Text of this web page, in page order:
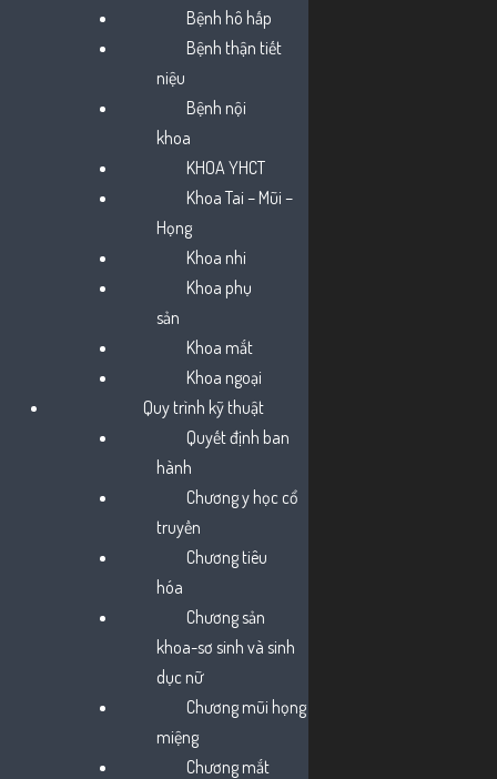
HCDC | Tài liệu cập nhật
kiến thức về bệnh sởi cho
mạng lưới Cộng tác viên
sức khỏe cộng đồng
Bệnh hô hấp
Bệnh thận tiết
niệu
Bệnh nội
khoa
KHOA YHCT
Khoa Tai – Mũi –
Họng
Khoa nhi
Khoa phụ
sản
Khoa mắt
Khoa ngoại
Quy trình kỹ thuật
Quyết định ban
hành
Chương y học cổ
truyền
Chương tiêu
hóa
Chương sản
khoa-sơ sinh và sinh
dục nữ
Chương mũi họng
miệng
Chương mắt